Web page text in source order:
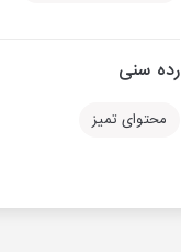
رده سنی
محتوای تمیز